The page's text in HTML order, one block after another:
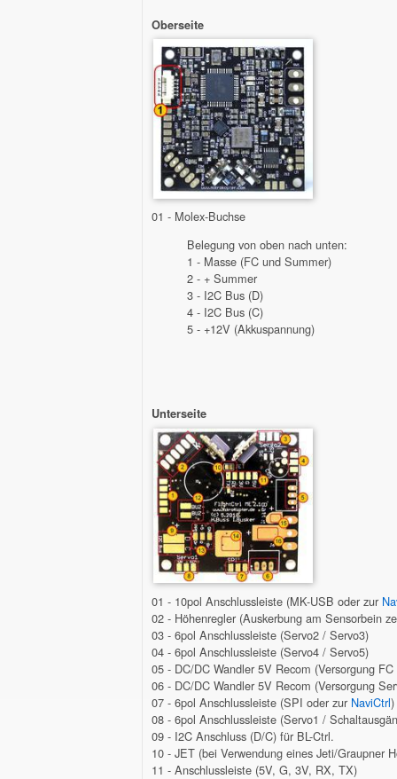
Oberseite
01 - Molex-Buchse
Belegung von oben nach unten:
1 - Masse (FC und Summer)
2 - + Summer
3 - I2C Bus (D)
4 - I2C Bus (C)
5 - +12V (Akkuspannung)
Unterseite
01 - 10pol Anschlussleiste (MK-USB oder zur
02 - Höhenregler (Auskerbung am Sensorbein
03 - 6pol Anschlussleiste (Servo2 / Servo3)
04 - 6pol Anschlussleiste (Servo4 / Servo5)
05 - DC/DC Wandler 5V Recom (Versorgung
06 - DC/DC Wandler 5V Recom (Versorgung
07 - 6pol Anschlussleiste (SPI oder zur NaviCtrl)
08 - 6pol Anschlussleiste (Servo1 /
09 - I2C Anschluss (D/C) für BL-Ctrl.
10 - JET (bei Verwendung eines Jeti/Graupner
11 - Anschlussleiste (5V, G, 3V, RX, TX)